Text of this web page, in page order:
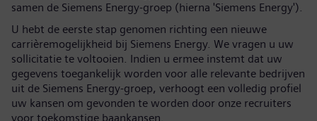
samen de Siemens Energy-groep (hierna 'Siemens Energy').
U hebt de eerste stap genomen richting een nieuwe
carrièremogelijkheid bij Siemens Energy. We vragen u uw
sollicitatie te voltooien. Indien u ermee instemt dat uw
gegevens toegankelijk worden voor alle relevante bedrijven
uit de Siemens Energy-groep, verhoogt een volledig profiel
uw kansen om gevonden te worden door onze recruiters
voor toekomstige baankansen.